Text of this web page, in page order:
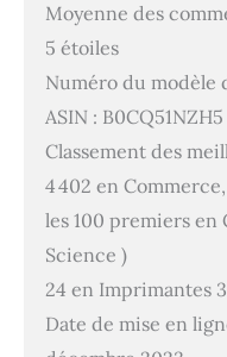
Moyenne des
5 étoiles
Numéro du modèle
ASIN : B0CQ51NZH5
Classement des
4 402 en
les 100 premiers
Science )
24 en Imprimantes
Date de mise en